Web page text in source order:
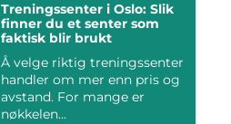
Treningssenter i Oslo: Slik
finner du et senter som
faktisk blir brukt
Å velge riktig treningssenter
handler om mer enn pris og
avstand. For mange er
nøkkelen...